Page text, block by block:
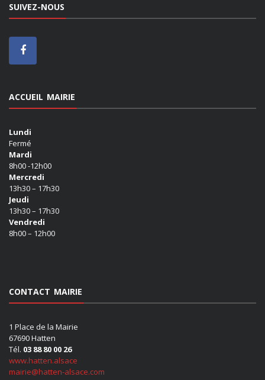
SUIVEZ-NOUS
ACCUEIL MAIRIE
Lundi
Fermé
Mardi
8h00 -12h00
Mercredi
13h30 – 17h30
Jeudi
13h30 – 17h30
Vendredi
8h00 – 12h00
CONTACT MAIRIE
1 Place de la Mairie
67690 Hatten
Tél. 03 88 80 00 26
www.hatten.alsace
mairie@hatten-alsace.com